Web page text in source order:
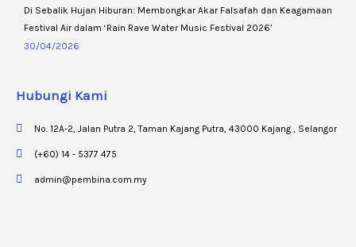
Di Sebalik Hujan Hiburan: Membongkar Akar Falsafah dan Keagamaan
Festival Air dalam ‘Rain Rave Water Music Festival 2026’
30/04/2026
Hubungi Kami
No. 12A-2, Jalan Putra 2, Taman Kajang Putra, 43000 Kajang , Selangor
(+60) 14 - 5377 475
admin@pembina.com.my